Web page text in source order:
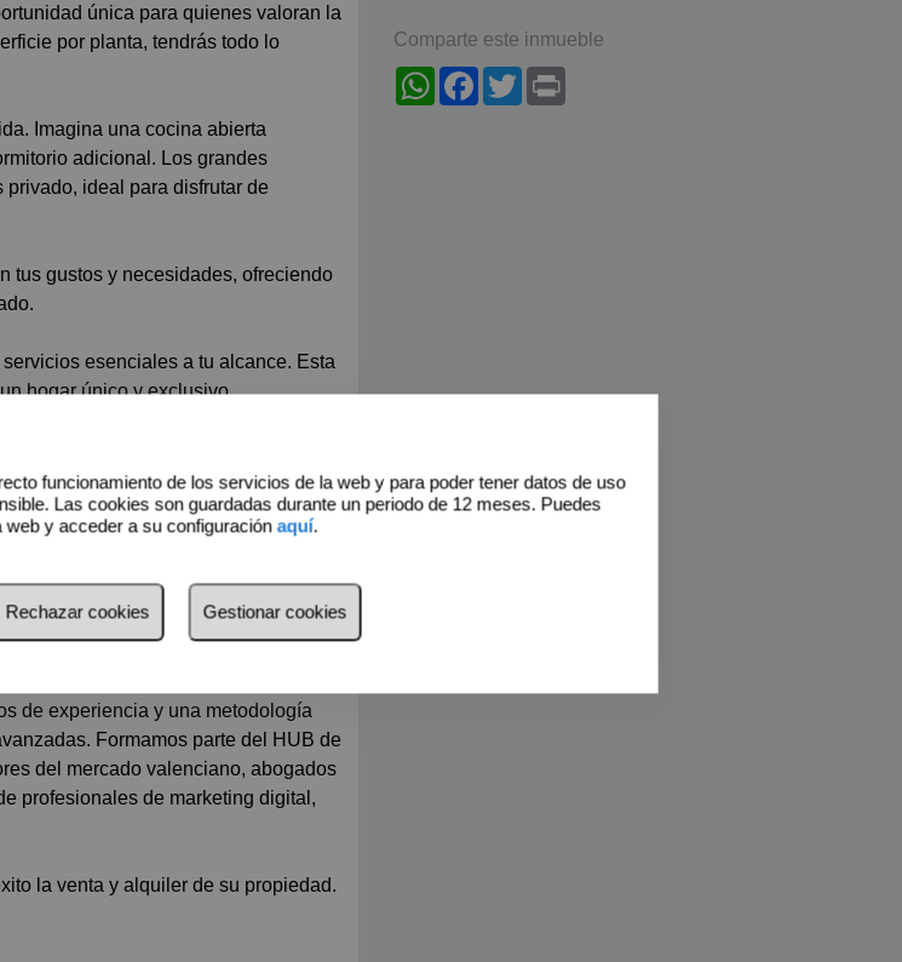
única para quienes valoran la
por planta, tendrás todo lo
Imagina una cocina abierta
adicional. Los grandes
ideal para disfrutar de
tus gustos y necesidades, ofreciendo
esenciales a tu alcance. Esta
hogar único y exclusivo.
y para concertar una visita.
y todo tipo de inmuebles no
a encontrar la propiedad que
sin compromiso y le
forma de lograr con éxito sus
de experiencia y una metodología
Formamos parte del HUB de
del mercado valenciano, abogados
profesionales de marketing digital,
la venta y alquiler de su propiedad.
Comparte este inmueble
WhatsAppFacebook
Twitter
funcionamiento de los servicios de la web y para poder tener datos de uso
Las cookies son guardadas durante un periodo de 12 meses. Puedes
web y acceder a su configuraciónaquí.
Rechazar cookies Gestionar cookies